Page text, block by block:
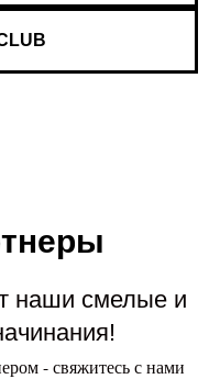
наши смелые и
- свяжитесь с нами